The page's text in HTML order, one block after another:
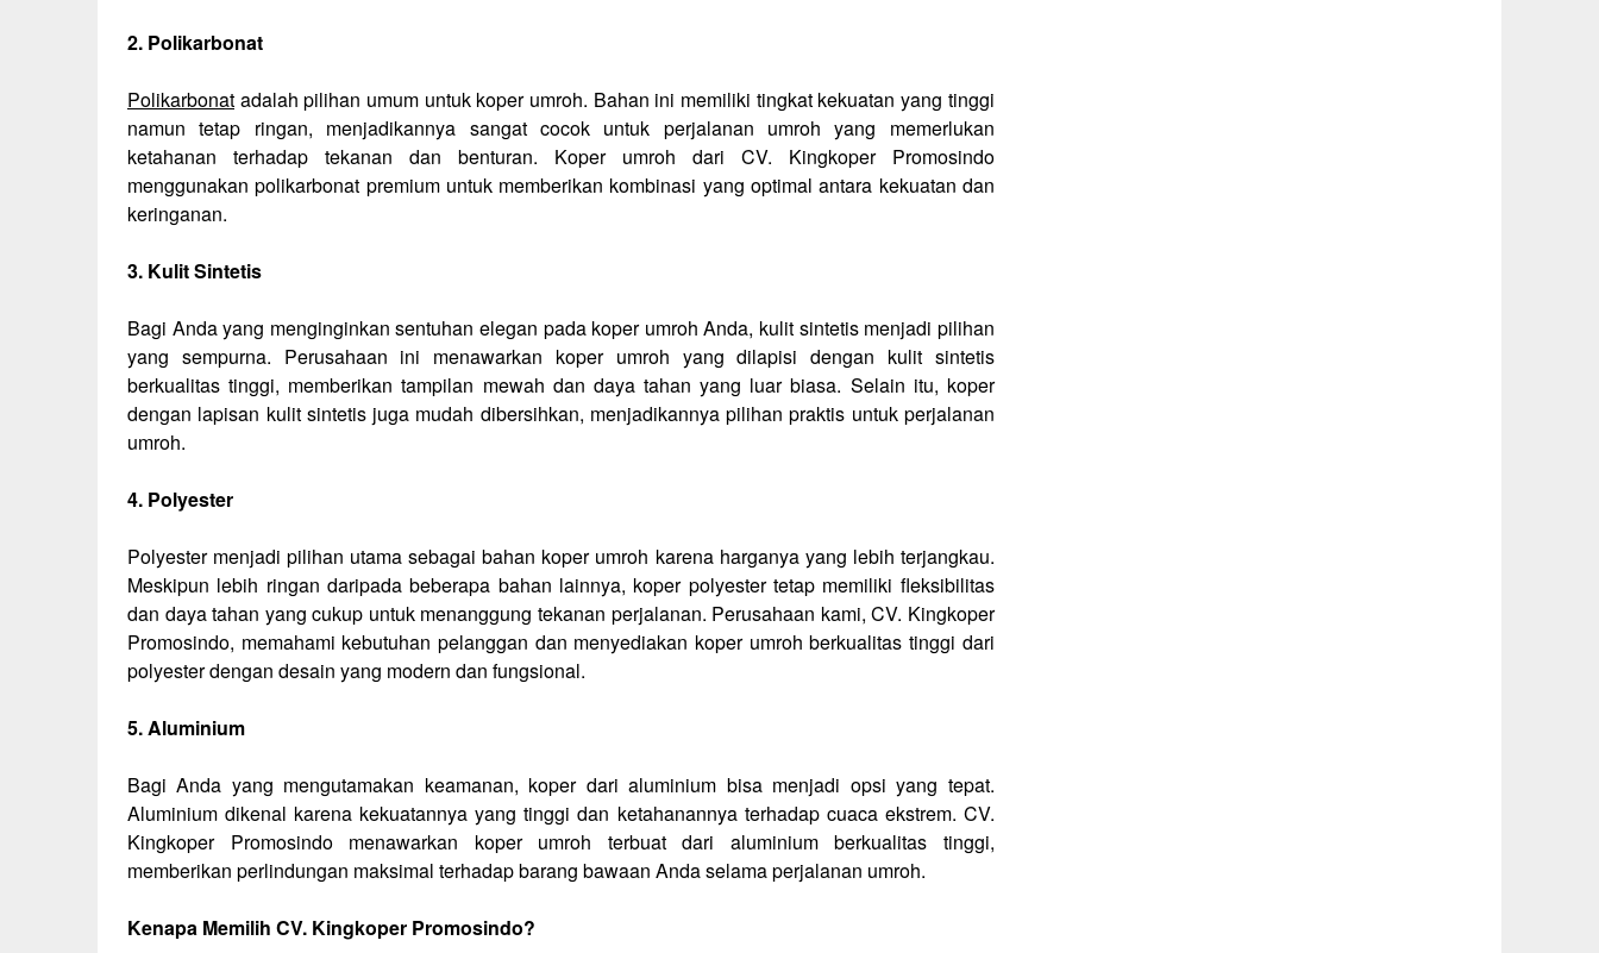
2. Polikarbonat
Polikarbonat adalah pilihan umum untuk koper umroh. Bahan ini memiliki tingkat kekuatan yang tinggi
namun tetap ringan, menjadikannya sangat cocok untuk perjalanan umroh yang memerlukan
ketahanan terhadap tekanan dan benturan. Koper umroh dari CV. Kingkoper Promosindo
menggunakan polikarbonat premium untuk memberikan kombinasi yang optimal antara kekuatan dan
keringanan.
3. Kulit Sintetis
Bagi Anda yang menginginkan sentuhan elegan pada koper umroh Anda, kulit sintetis menjadi pilihan
yang sempurna. Perusahaan ini menawarkan koper umroh yang dilapisi dengan kulit sintetis
berkualitas tinggi, memberikan tampilan mewah dan daya tahan yang luar biasa. Selain itu, koper
dengan lapisan kulit sintetis juga mudah dibersihkan, menjadikannya pilihan praktis untuk perjalanan
umroh.
4. Polyester
Polyester menjadi pilihan utama sebagai bahan koper umroh karena harganya yang lebih terjangkau.
Meskipun lebih ringan daripada beberapa bahan lainnya, koper polyester tetap memiliki fleksibilitas
dan daya tahan yang cukup untuk menanggung tekanan perjalanan. Perusahaan kami, CV. Kingkoper
Promosindo, memahami kebutuhan pelanggan dan menyediakan koper umroh berkualitas tinggi dari
polyester dengan desain yang modern dan fungsional.
5. Aluminium
Bagi Anda yang mengutamakan keamanan, koper dari aluminium bisa menjadi opsi yang tepat.
Aluminium dikenal karena kekuatannya yang tinggi dan ketahanannya terhadap cuaca ekstrem. CV.
Kingkoper Promosindo menawarkan koper umroh terbuat dari aluminium berkualitas tinggi,
memberikan perlindungan maksimal terhadap barang bawaan Anda selama perjalanan umroh.
Kenapa Memilih CV. Kingkoper Promosindo?